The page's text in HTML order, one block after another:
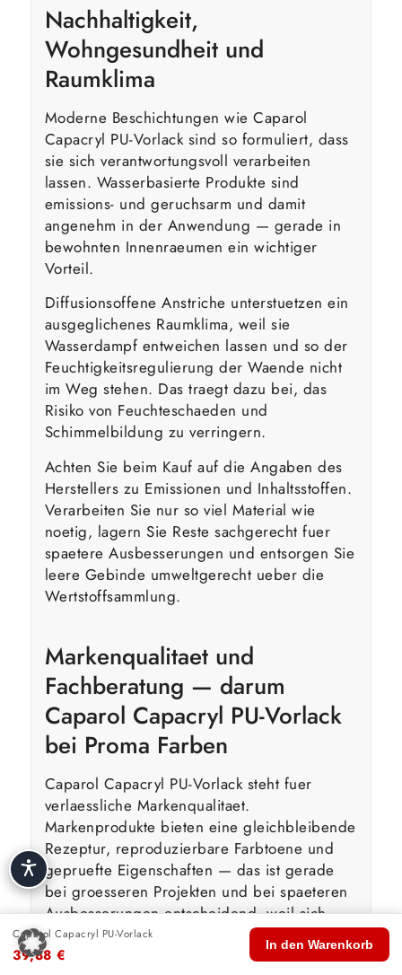
Nachhaltigkeit,
Wohngesundheit und
Raumklima
Moderne Beschichtungen wie Caparol
Capacryl PU-Vorlack sind so formuliert, dass
sie sich verantwortungsvoll verarbeiten
lassen. Wasserbasierte Produkte sind
emissions- und geruchsarm und damit
angenehm in der Anwendung — gerade in
bewohnten Innenraeumen ein wichtiger
Vorteil.
Diffusionsoffene Anstriche unterstuetzen ein
ausgeglichenes Raumklima, weil sie
Wasserdampf entweichen lassen und so der
Feuchtigkeitsregulierung der Waende nicht
im Weg stehen. Das traegt dazu bei, das
Risiko von Feuchteschaeden und
Schimmelbildung zu verringern.
Achten Sie beim Kauf auf die Angaben des
Herstellers zu Emissionen und Inhaltsstoffen.
Verarbeiten Sie nur so viel Material wie
noetig, lagern Sie Reste sachgerecht fuer
spaetere Ausbesserungen und entsorgen Sie
leere Gebinde umweltgerecht ueber die
Wertstoffsammlung.
Markenqualitaet und
Fachberatung — darum
Caparol Capacryl PU-Vorlack
bei Proma Farben
Caparol Capacryl PU-Vorlack steht fuer
verlaessliche Markenqualitaet.
Markenprodukte bieten eine gleichbleibende
Rezeptur, reproduzierbare Farbtoene und
gepruefte Eigenschaften — das ist gerade
bei groesseren Projekten und bei spaeteren
Ausbesserungen entscheidend, weil sich
Ergebnisse zuverlaessig wiederholen lassen.
Caparol Capacryl PU-Vorlack
39,88 €
In den Warenkorb
🏠
Start
🛍️ 🛒
Warenkorb
👤
Konto